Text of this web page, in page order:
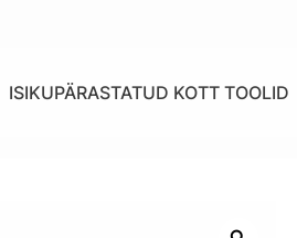
ISIKUPÄRASTATUD KOTT TOOLID